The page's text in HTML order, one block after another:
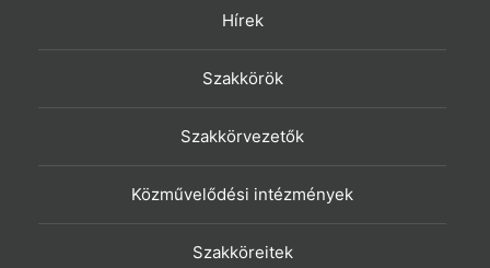
Hírek
Szakkörök
Szakkörvezetők
Közművelődési intézmények
Szakköreitek